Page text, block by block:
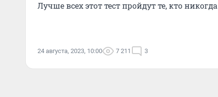
Лучше всех этот тест пройдут те, кто
24 августа, 2023, 10:00 7 211 3